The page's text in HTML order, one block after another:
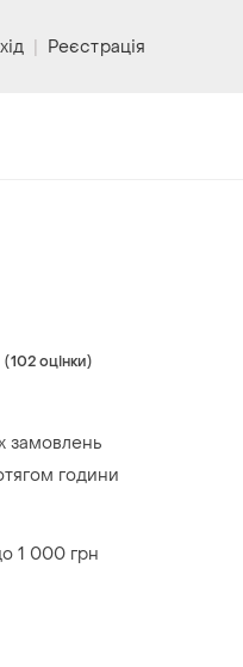
| Реєстрація
(102 оцінки)
замовлень
години
1 000 грн